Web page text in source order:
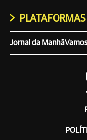
PLATAFORMAS
Jornal da Manhã